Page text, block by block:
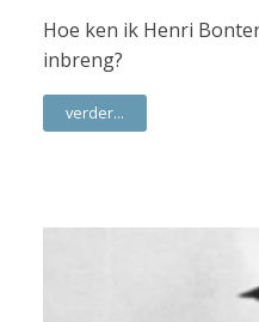
Hoe ken ik Henri
inbreng?
verder...